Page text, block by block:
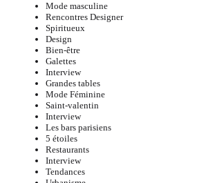
Mode masculine
Rencontres Designer
Spiritueux
Design
Bien-être
Galettes
Interview
Grandes tables
Mode Féminine
Saint-valentin
Interview
Les bars parisiens
5 étoiles
Restaurants
Interview
Tendances